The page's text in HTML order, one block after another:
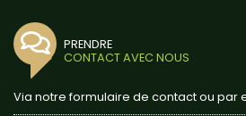
PRENDRE
CONTACT AVEC NOUS
Via notre formulaire de contact ou par